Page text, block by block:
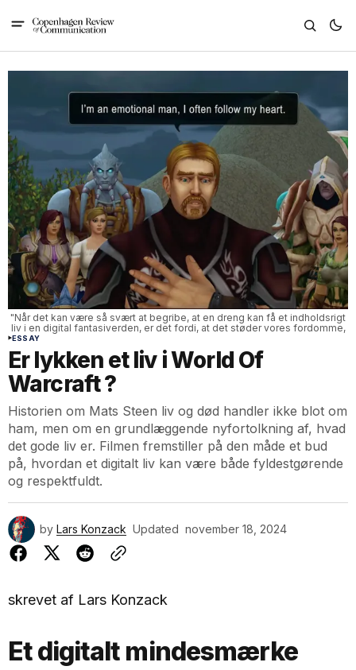
"Når det kan være så svært at begribe, at en dreng kan få et indholdsrigt
liv i en digital fantasiverden, er det fordi, at det støder vores fordomme,
ESSAY
Er lykken et liv i World Of
Warcraft ?
Historien om Mats Steen liv og død handler ikke blot om
ham, men om en grundlæggende nyfortolkning af, hvad
det gode liv er. Filmen fremstiller på den måde et bud
på, hvordan et digitalt liv kan være både fyldestgørende
og respektfuldt.
by Lars Konzack Updated november 18, 2024
skrevet af Lars Konzack
Et digitalt mindesmærke